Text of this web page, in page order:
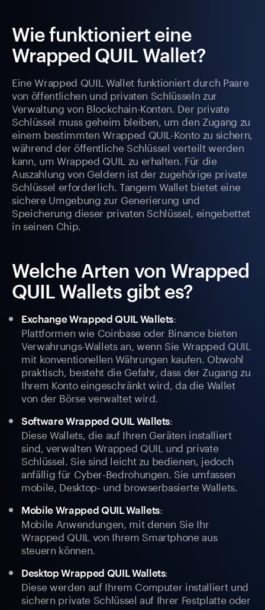
Wie funktioniert eine
Wrapped QUIL Wallet?
Eine Wrapped QUIL Wallet funktioniert durch Paare
von öffentlichen und privaten Schlüsseln zur
Verwaltung von Blockchain-Konten. Der private
Schlüssel muss geheim bleiben, um den Zugang zu
einem bestimmten Wrapped QUIL-Konto zu sichern,
während der öffentliche Schlüssel verteilt werden
kann, um Wrapped QUIL zu erhalten. Für die
Auszahlung von Geldern ist der zugehörige private
Schlüssel erforderlich. Tangem Wallet bietet eine
sichere Umgebung zur Generierung und
Speicherung dieser privaten Schlüssel, eingebettet
in seinen Chip.
Welche Arten von Wrapped
QUIL Wallets gibt es?
Exchange Wrapped QUIL Wallets:
Plattformen wie Coinbase oder Binance bieten
Verwahrungs-Wallets an, wenn Sie Wrapped QUIL
mit konventionellen Währungen kaufen. Obwohl
praktisch, besteht die Gefahr, dass der Zugang zu
Ihrem Konto eingeschränkt wird, da die Wallet
von der Börse verwaltet wird.
Software Wrapped QUIL Wallets:
Diese Wallets, die auf Ihren Geräten installiert
sind, verwalten Wrapped QUIL und private
Schlüssel. Sie sind leicht zu bedienen, jedoch
anfällig für Cyber-Bedrohungen. Sie umfassen
mobile, Desktop- und browserbasierte Wallets.
Mobile Wrapped QUIL Wallets:
Mobile Anwendungen, mit denen Sie Ihr
Wrapped QUIL von Ihrem Smartphone aus
steuern können.
Desktop Wrapped QUIL Wallets:
Diese werden auf Ihrem Computer installiert und
sichern private Schlüssel auf Ihrer Festplatte oder